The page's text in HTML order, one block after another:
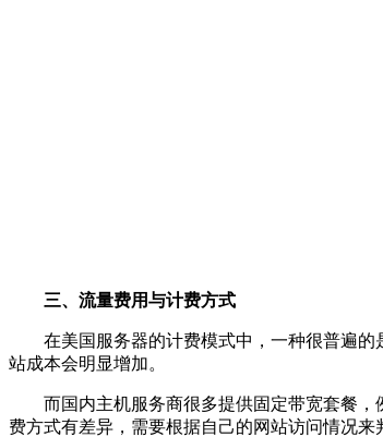
三、流量费用与计费方式
在美国服务器的计费模式中，一种很普遍的是
站成本会明显增加。
而国内主机服务商很多提供固定带宽套餐，
费方式有差异，需要根据自己的网站访问情况来